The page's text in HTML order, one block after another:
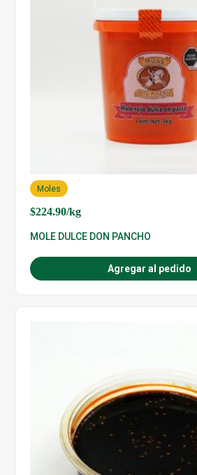
$224.90/kg
Moles
MOLE DULCE DON PANCHO
Agregar al pedido